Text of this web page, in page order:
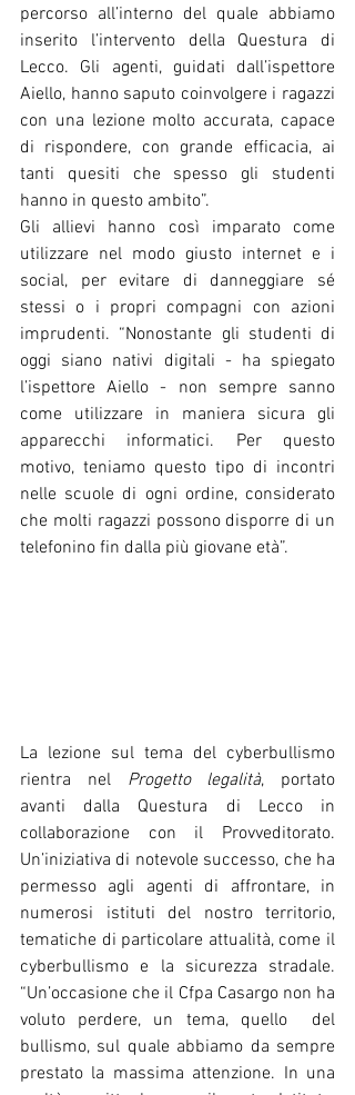
percorso all’interno del quale abbiamo
inserito l’intervento della Questura di
Lecco. Gli agenti, guidati dall’ispettore
Aiello, hanno saputo coinvolgere i ragazzi
con una lezione molto accurata, capace
di rispondere, con grande efficacia, ai
tanti quesiti che spesso gli studenti
hanno in questo ambito”.
Gli allievi hanno così imparato come
utilizzare nel modo giusto internet e i
social, per evitare di danneggiare sé
stessi o i propri compagni con azioni
imprudenti. “Nonostante gli studenti di
oggi siano nativi digitali - ha spiegato
l’ispettore Aiello - non sempre sanno
come utilizzare in maniera sicura gli
apparecchi informatici. Per questo
motivo, teniamo questo tipo di incontri
nelle scuole di ogni ordine, considerato
che molti ragazzi possono disporre di un
telefonino fin dalla più giovane età”.
La lezione sul tema del cyberbullismo
rientra nel Progetto legalità, portato
avanti dalla Questura di Lecco in
collaborazione con il Provveditorato.
Un’iniziativa di notevole successo, che ha
permesso agli agenti di affrontare, in
numerosi istituti del nostro territorio,
tematiche di particolare attualità, come il
cyberbullismo e la sicurezza stradale.
“Un’occasione che il Cfpa Casargo non ha
voluto perdere, un tema, quello  del
bullismo, sul quale abbiamo da sempre
prestato la massima attenzione. In una